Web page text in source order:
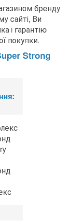
бренду
сайті, Ви
і гарантію
покупки.
Strong